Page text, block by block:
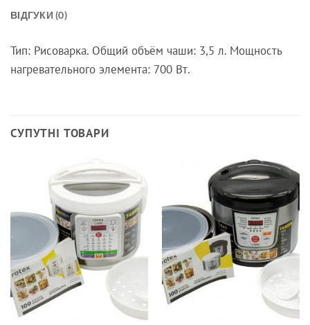
ВІДГУКИ (0)
Тип: Рисоварка. Общий объём чаши: 3,5 л. Мощность
нагревательного элемента: 700 Вт.
СУПУТНІ ТОВАРИ